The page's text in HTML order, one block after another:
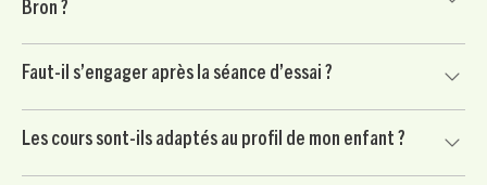
avec un travail ciblé sur les méthodes et les matières clés.
Bron ?
heure après crédit d’impôt immédiat de 50 %, selon les
conditions applicables.
Faut-il s’engager après la séance d’essai ?
engagement. Vous continuez uniquement si le professeur
convient à votre enfant et si l’accompagnement vous
Les cours sont-ils adaptés au profil de mon enfant ?